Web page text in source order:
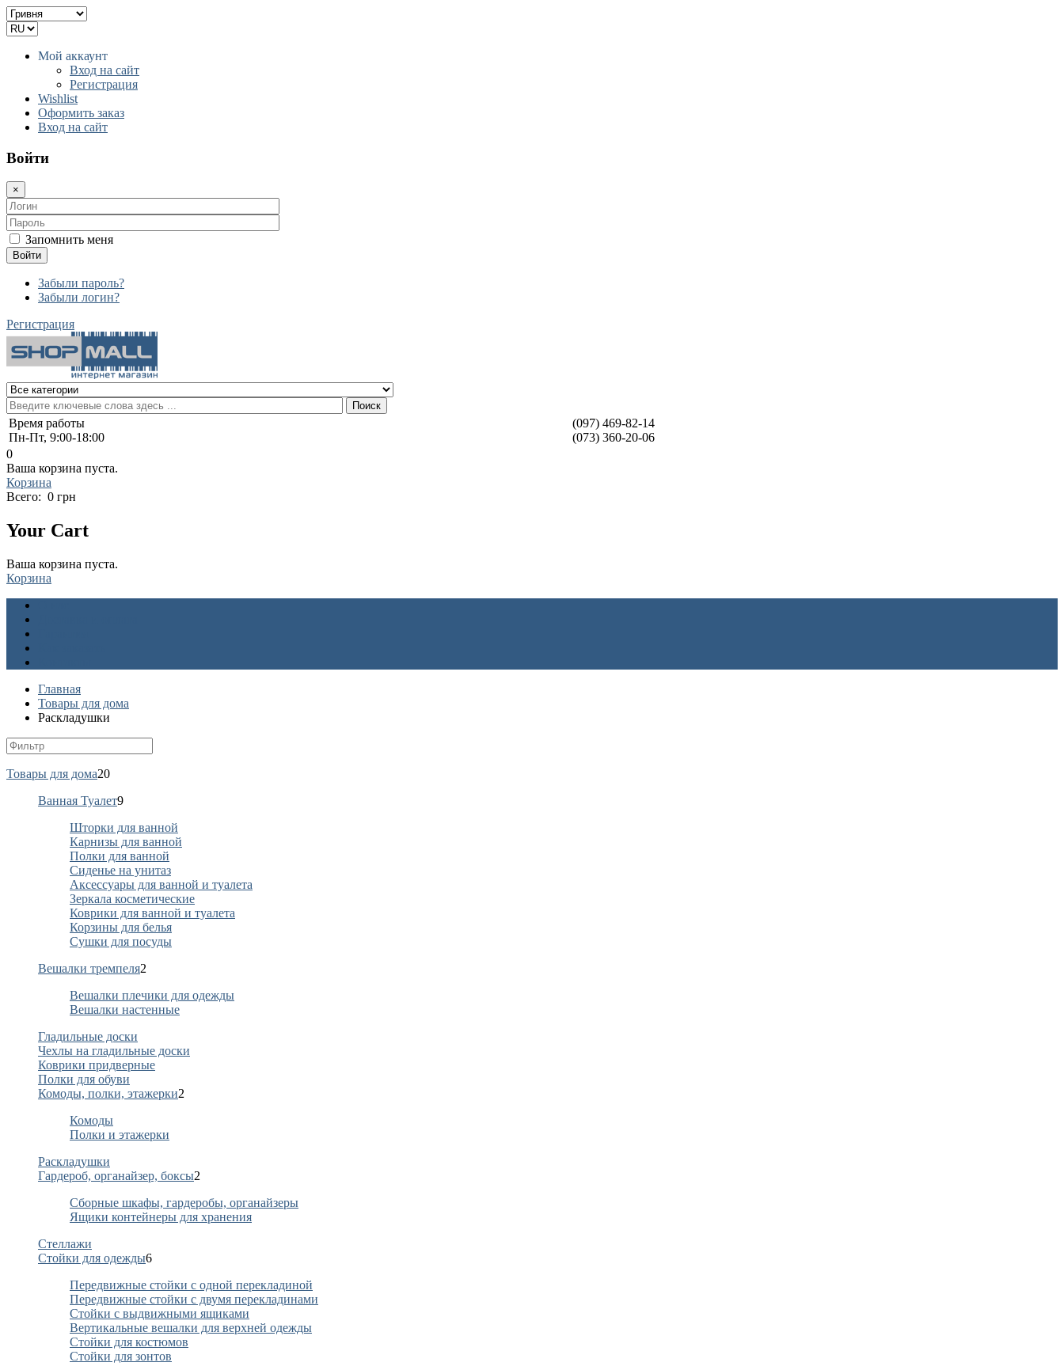
Мой аккаунт
Вход на сайт
Регистрация
Wishlist
Оформить заказ
Вход на сайт
Войти
×
Запомнить меня
Войти
Забыли пароль?
Забыли логин?
Регистрация
Поиск
Время работы
Пн-Пт, 9:00-18:00
(097) 469-82-14
(073) 360-20-06
0
Ваша корзина пуста.
Корзина
Всего: 0 грн
Your Cart
Ваша корзина пуста.
Корзина
Главная
Товары для дома
Раскладушки
Товары для дома20
Ванная Туалет9
Шторки для ванной
Карнизы для ванной
Полки для ванной
Сиденье на унитаз
Аксессуары для ванной и туалета
Зеркала косметические
Коврики для ванной и туалета
Корзины для белья
Сушки для посуды
Вешалки тремпеля2
Вешалки плечики для одежды
Вешалки настенные
Гладильные доски
Чехлы на гладильные доски
Коврики придверные
Полки для обуви
Комоды, полки, этажерки2
Комоды
Полки и этажерки
Раскладушки
Гардероб, органайзер, боксы2
Сборные шкафы, гардеробы, органайзеры
Ящики контейнеры для хранения
Стеллажи
Стойки для одежды6
Передвижные стойки с одной перекладиной
Передвижные стойки с двумя перекладинами
Стойки с выдвижными ящиками
Вертикальные вешалки для верхней одежды
Стойки для костюмов
Стойки для зонтов